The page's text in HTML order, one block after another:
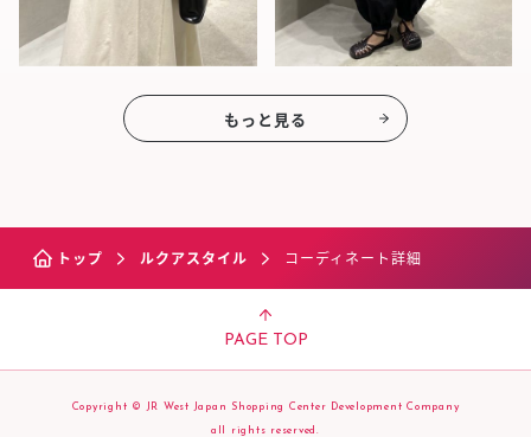
もっと見る
トップ ルクアスタイル コーディネート詳細
PAGE TOP
Copyright © JR West Japan Shopping Center Development Company
all rights reserved.